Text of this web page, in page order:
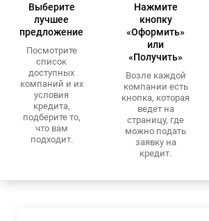
Выберите
лучшее
предложение
Посмотрите
список
доступных
компаний и их
условия
кредита,
подберите то,
что вам
подходит.
Нажмите
кнопку
«Оформить»
или
«Получить»
Возле каждой
компании есть
кнопка, которая
ведет на
страницу, где
можно подать
заявку на
кредит.